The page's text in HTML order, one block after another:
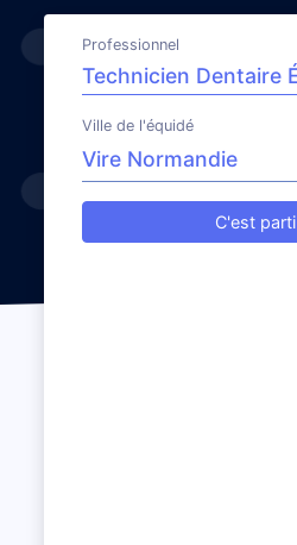
Professionnel
Ville de l'équidé
C'est parti